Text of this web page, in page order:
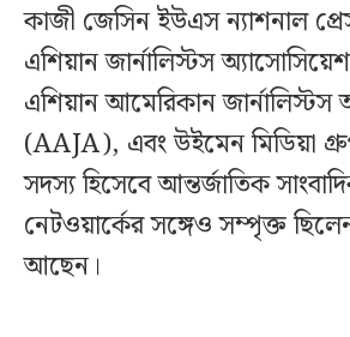
কাজী জেসিন ইউএস ন্যাশনাল
এশিয়ান জার্নালিস্টস
এশিয়ান আমেরিকান জার্নালিস্টস
(AAJA), এবং উইমেন মিডিয়া
সদস্য হিসেবে আন্তর্জাতিক
নেটওয়ার্কের সঙ্গেও সম্পৃক্ত
আছেন।